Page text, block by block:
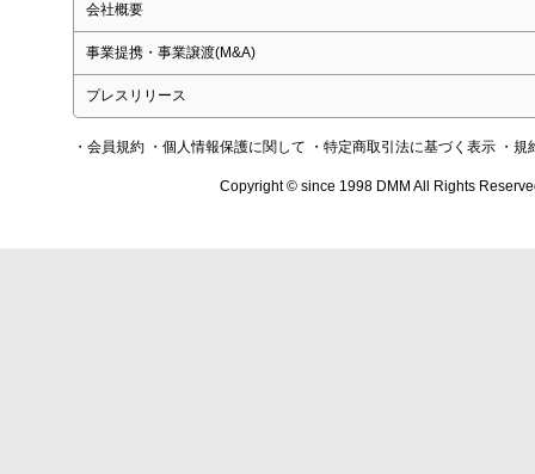
会社概要
事業提携・事業譲渡(M&A)
プレスリリース
・会員規約 ・個人情報保護に関して ・特定商取引法に基づく表示 ・規
Copyright © since 1998 DMM All Rights